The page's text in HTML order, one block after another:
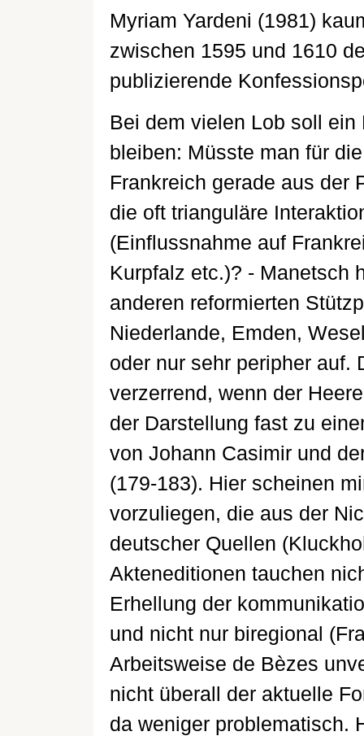
Myriam Yardeni (1981)
zwischen 1595 und 1610
publizierende
Bei dem vielen Lob soll
bleiben: Müsste man für
Frankreich gerade aus der
die oft trianguläre
(Einflussnahme auf
Kurpfalz etc.)? - Manetsch
anderen reformierten
Niederlande, Emden,
oder nur sehr peripher auf.
verzerrend, wenn der
der Darstellung fast zu
von Johann Casimir und
(179-183). Hier scheinen
vorzuliegen, die aus der
deutscher Quellen
Akteneditionen tauchen
Erhellung der
und nicht nur biregional
Arbeitsweise de Bèzes
nicht überall der aktuelle
da weniger problematisch.